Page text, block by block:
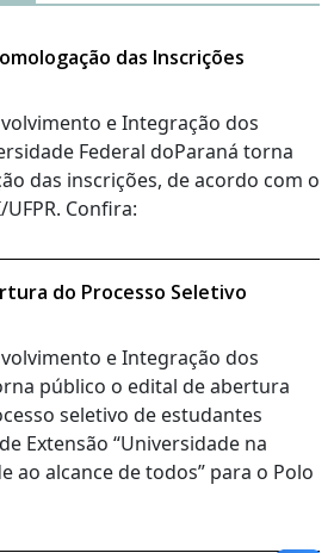
das Inscrições
e Integração dos
Federal doParaná torna
das inscrições, de acordo com o
Confira:
do Processo Seletivo
e Integração dos
público o edital de abertura
seletivo de estudantes
Extensão “Universidade na
ao alcance de todos” para o Polo